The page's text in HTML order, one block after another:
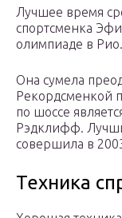
Лучшее время
спортсменка
олимпиаде в Рио.
Она сумела
Рекордсменкой
по шоссе
Рэдклифф.
совершила в
Техника